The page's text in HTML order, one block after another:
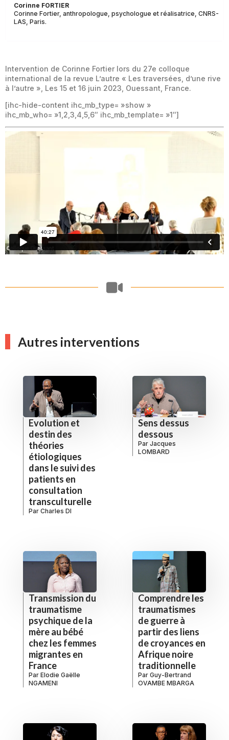
Corinne FORTIER
Corinne Fortier, anthropologue, psychologue et réalisatrice, CNRS-
LAS, Paris.
Intervention de Corinne Fortier lors du 27e colloque
international de la revue L’autre « Les traversées, d’une rive
à l’autre », Les 15 et 16 juin 2023, Ouessant, France.
[ihc-hide-content ihc_mb_type= »show »
ihc_mb_who= »1,2,3,4,5,6″ ihc_mb_template= »1″]
Autres interventions
Evolution et
destin des
théories
étiologiques
dans le suivi des
patients en
consultation
transculturelle
Par Charles DI
Sens dessus
dessous
Par Jacques
LOMBARD
Transmission du
traumatisme
psychique de la
mère au bébé
chez les femmes
migrantes en
France
Par Elodie Gaëlle
NGAMENI
Comprendre les
traumatismes
de guerre à
partir des liens
de croyances en
Afrique noire
traditionnelle
Par Guy-Bertrand
OVAMBE MBARGA